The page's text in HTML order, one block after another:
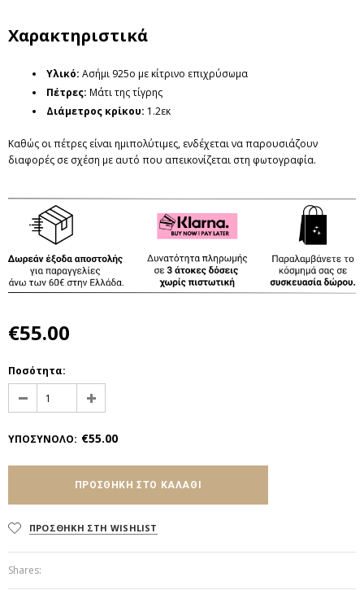
Χαρακτηριστικά
Υλικό: Ασήμι 925ο με κίτρινο επιχρύσωμα
Πέτρες: Μάτι της τίγρης
Διάμετρος κρίκου: 1.2εκ
Καθώς οι πέτρες είναι ημιπολύτιμες, ενδέχεται να παρουσιάζουν
διαφορές σε σχέση με αυτό που απεικονίζεται στη φωτογραφία.
€55.00
Ποσότητα:
ΥΠΟΣΥΝΟΛΟ: €55.00
ΠΡΟΣΘΗΚΗ ΣΤΗ WISHLIST
Shares: